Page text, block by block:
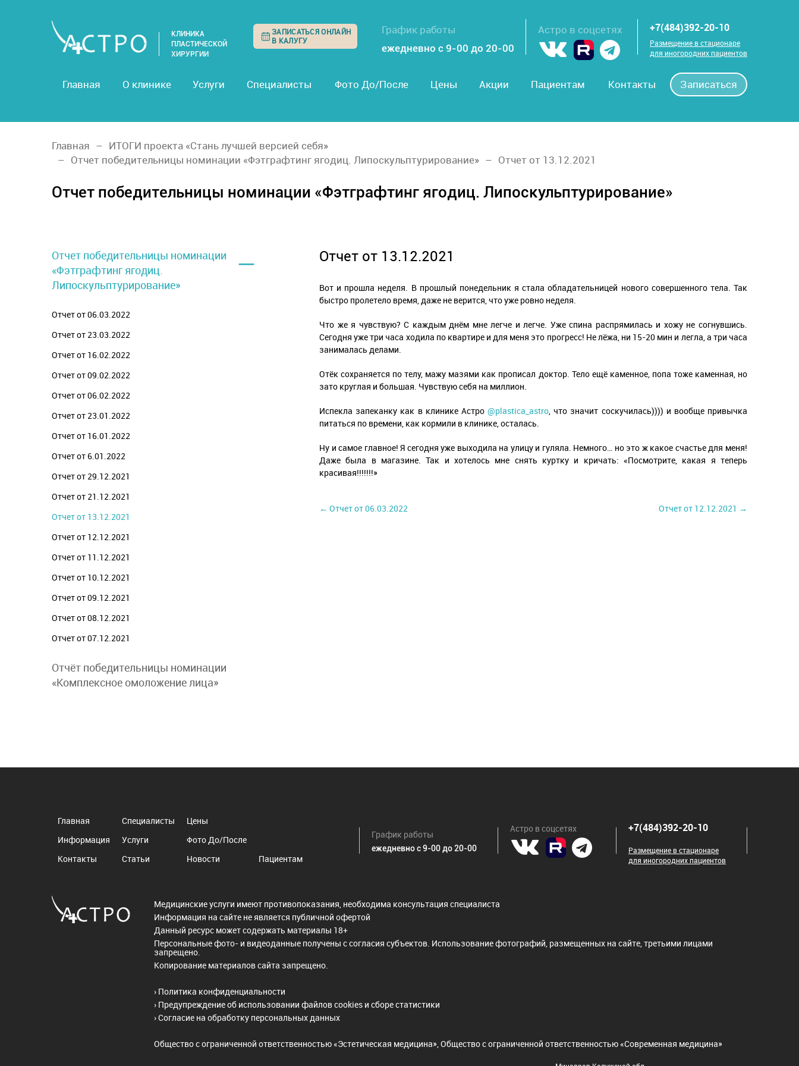
КЛИНИКА
ПЛАСТИЧЕСКОЙ
ХИРУРГИИ
ЗАПИСАТЬСЯ ОНЛАЙН
В КАЛУГУ
График работы
ежедневно с 9-00 до 20-00
Астро в соцсетях +7(484)392-20-10
Размещение в стационаре
для иногородних пациентов
Главная О клинике Услуги Специалисты Фото До/После Цены Акции Пациентам Контакты Записаться
Главная
ИТОГИ проекта «Стань лучшей версией себя»
Отчет победительницы номинации «Фэтграфтинг ягодиц. Липоскульптурирование»
Отчет от 13.12.2021
Отчет победительницы номинации «Фэтграфтинг ягодиц. Липоскульптурирование»
Отчет победительницы номинации
«Фэтграфтинг ягодиц.
Липоскульптурирование»
–
Отчет от 06.03.2022
Отчет от 23.03.2022
Отчет от 16.02.2022
Отчет от 09.02.2022
Отчет от 06.02.2022
Отчет от 23.01.2022
Отчет от 16.01.2022
Отчет от 6.01.2022
Отчет от 29.12.2021
Отчет от 21.12.2021
Отчет от 13.12.2021
Отчет от 12.12.2021
Отчет от 11.12.2021
Отчет от 10.12.2021
Отчет от 09.12.2021
Отчет от 08.12.2021
Отчет от 07.12.2021
Отчёт победительницы номинации
«Комплексное омоложение лица»
Отчет от 13.12.2021
Вот и прошла неделя. В прошлый понедельник я стала обладательницей нового совершенного тела. Так
быстро пролетело время, даже не верится, что уже ровно неделя.
Что же я чувствую? С каждым днём мне легче и легче. Уже спина распрямилась и хожу не согнувшись.
Сегодня уже три часа ходила по квартире и для меня это прогресс! Не лёжа, ни 15-20 мин и легла, а три часа
занималась делами.
Отёк сохраняется по телу, мажу мазями как прописал доктор. Тело ещё каменное, попа тоже каменная, но
зато круглая и большая. Чувствую себя на миллион.
Испекла запеканку как в клинике Астро @plastica_astro, что значит соскучилась)))) и вообще привычка
питаться по времени, как кормили в клинике, осталась.
Ну и самое главное! Я сегодня уже выходила на улицу и гуляла. Немного… но это ж какое счастье для меня!
Даже была в магазине. Так и хотелось мне снять куртку и кричать: «Посмотрите, какая я теперь
красивая!!!!!!!»
← Отчет от 06.03.2022 Отчет от 12.12.2021 →
Главная Специалисты
Цены
Информация
Услуги
Фото До/После
Контакты
Статьи Новости Пациентам
График работы
ежедневно с 9-00 до 20-00
Астро в соцсетях +7(484)392-20-10
Размещение в стационаре
для иногородних пациентов
Медицинские услуги имеют противопоказания, необходима консультация специалиста
Информация на сайте не является публичной офертой
Данный ресурс может содержать материалы 18+
Персональные фото- и видеоданные получены с согласия субъектов. Использование фотографий, размещенных на сайте, третьими лицами
запрещено.
Копирование материалов сайта запрещено.
› Политика конфиденциальности
› Предупреждение об использовании файлов cookies и сборе статистики
›Согласие на обработку персональных данных
Общество с ограниченной ответственностью «Эстетическая медицина», Общество с ограниченной ответственностью «Современная медицина»